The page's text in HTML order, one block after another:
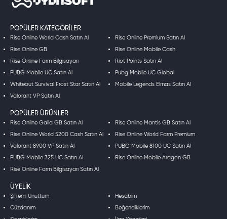
POPÜLER KATEGORILER
Rise Online World Cash Satın Al Rise Online Premium Satın Al
Rise Online GB Rise Online Mobile Cash
Rise Online Farm Bilgisayarı Riot Points Satın Al
PUBG Mobile UC Satın Al Pubg Mobile UC Global
Whiteout Survival Frost Star Satın Al Mobile Legends Elmas Satın Al
Valorant VP Satın Al
POPÜLER ÜRÜNLER
Rise Online Galia GB Satın Al Rise Online Mantis GB Satın Al
Rise Online World 5200 Cash Satın Al Rise Online World Farm Premium
Valorant 8900 VP Satın Al PUBG Mobile 8100 UC Satın Al
PUBG Mobile 325 UC Satın Al Rise Online Mobile Aragon GB
Rise Online Farm Bilgisayarı Satın Al
ÜYELIK
Şifremi Unuttum Hesabım
Cüzdanım Beğendiklerim